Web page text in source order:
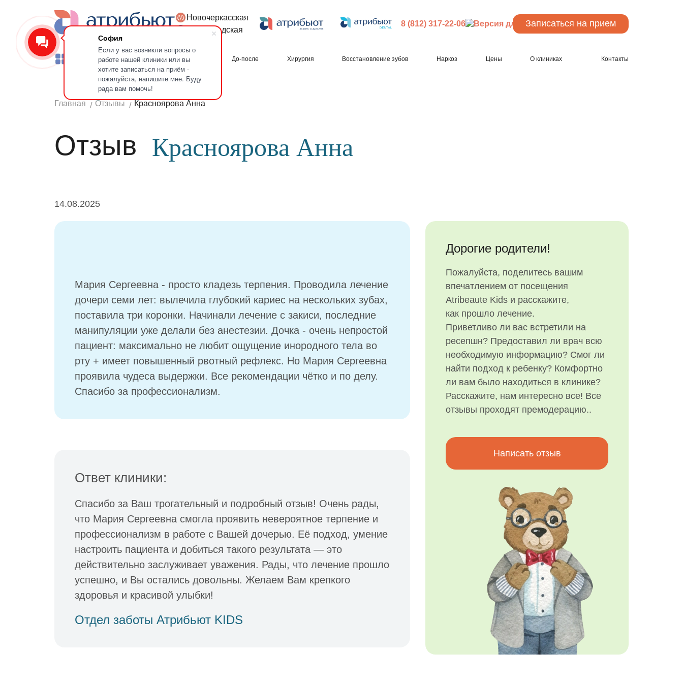
София
Если у вас возникли вопросы о
работе нашей клиники или вы
хотите записаться на приём -
пожалуйста, напишите мне. Буду
рада вам помочь!
Версия для слабовидящих
Новочеркасская
Петроградская
8 (812) 317-22-06 Записаться на прием
Врачи Лечение зубов До-после Хирургия Восстановление зубов Наркоз Цены О клиниках Контакты
Главная Отзывы Красноярова Анна
Отзыв Красноярова Анна
14.08.2025
Мария Сергеевна - просто кладезь терпения. Проводила лечение
дочери семи лет: вылечила глубокий кариес на нескольких зубах,
поставила три коронки. Начинали лечение с закиси, последние
манипуляции уже делали без анестезии. Дочка - очень непростой
пациент: максимально не любит ощущение инородного тела во
рту + имеет повышенный рвотный рефлекс. Но Мария Сергеевна
проявила чудеса выдержки. Все рекомендации чётко и по делу.
Спасибо за профессионализм.
Ответ клиники:
Спасибо за Ваш трогательный и подробный отзыв! Очень рады,
что Мария Сергеевна смогла проявить невероятное терпение и
профессионализм в работе с Вашей дочерью. Её подход, умение
настроить пациента и добиться такого результата — это
действительно заслуживает уважения. Рады, что лечение прошло
успешно, и Вы остались довольны. Желаем Вам крепкого
здоровья и красивой улыбки!
Отдел заботы Атрибьют KIDS
Дорогие родители!
Пожалуйста, поделитесь вашим
впечатлением от посещения
Atribeaute Kids и расскажите,
как прошло лечение.
Приветливо ли вас встретили на
ресепшн? Предоставил ли врач всю
необходимую информацию? Смог ли
найти подход к ребенку? Комфортно
ли вам было находиться в клинике?
Расскажите, нам интересно все! Все
отзывы проходят премодерацию..
Написать отзыв